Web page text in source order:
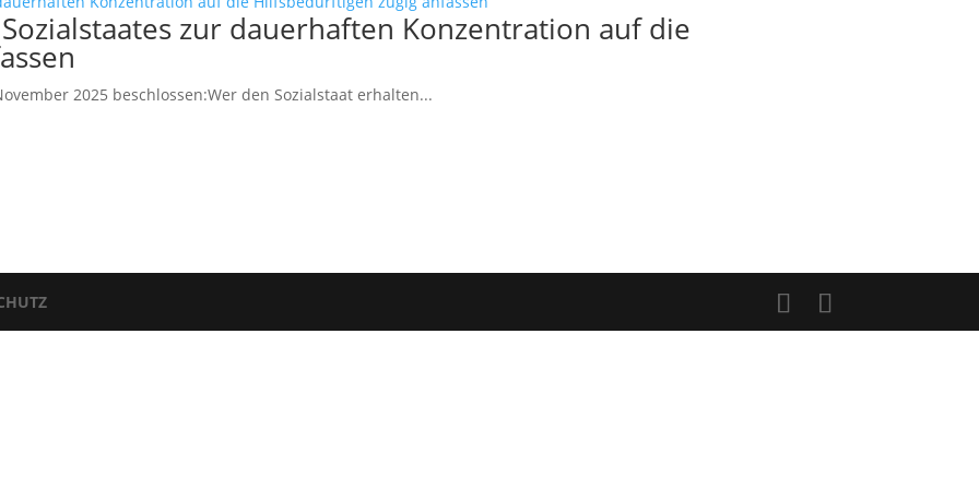
zur dauerhaften Konzentration auf die
2025 beschlossen:Wer den Sozialstaat erhalten...